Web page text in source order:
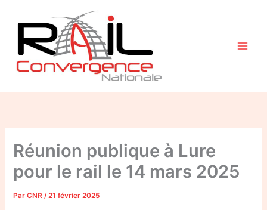
contenu
Réunion publique à Lure
pour le rail le 14 mars 2025
ParCNR/21 février 2025